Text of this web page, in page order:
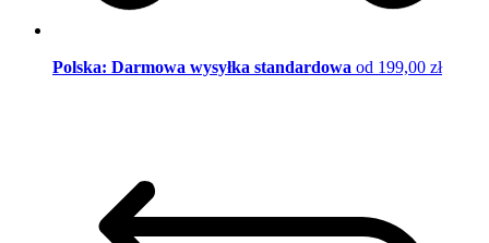
Polska: Darmowa wysyłka standardowa od 199,00 zł